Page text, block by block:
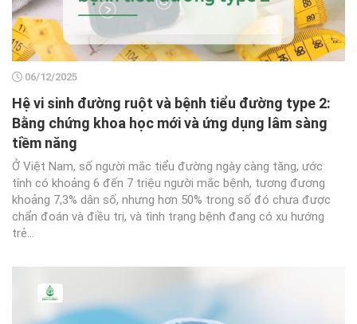
06/12/2025
Hệ vi sinh đường ruột và bệnh tiểu đường type 2:
Bằng chứng khoa học mới và ứng dụng lâm sàng
tiềm năng
Ở Việt Nam, số người mắc tiểu đường ngày càng tăng, ước
tính có khoảng 6 đến 7 triệu người mắc bệnh, tương đương
khoảng 7,3% dân số, nhưng hơn 50% trong số đó chưa được
chẩn đoán và điều trị, và tình trạng bệnh đang có xu hướng
trẻ...